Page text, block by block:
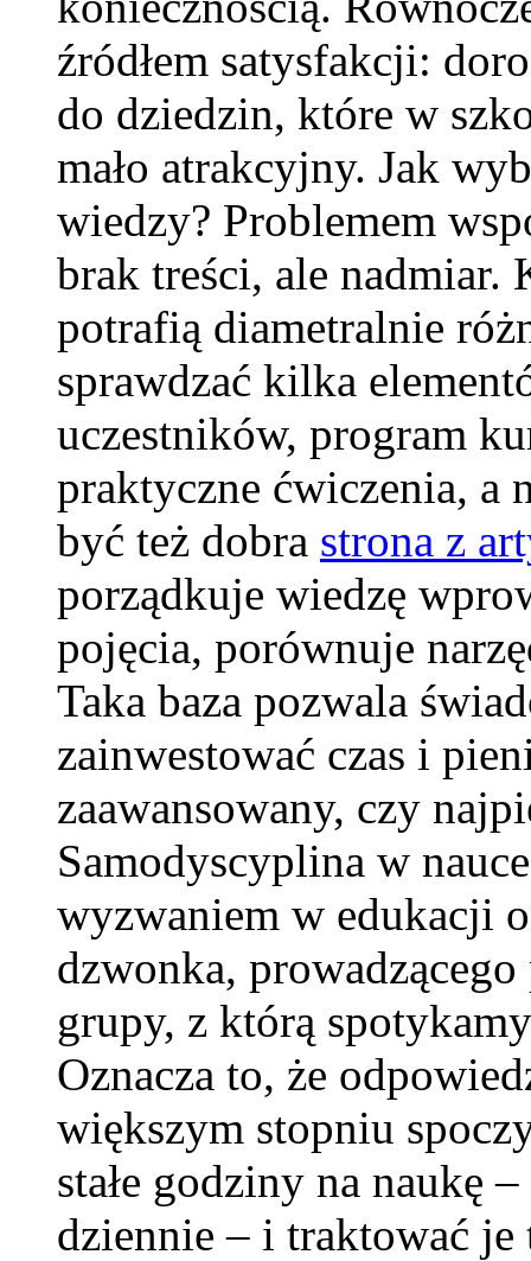
źródłem satysfakcji:
do dziedzin, które w
mało atrakcyjny. Jak
wiedzy? Problemem
brak treści, ale nadmiar.
potrafią diametralnie
sprawdzać kilka
uczestników, program
praktyczne ćwiczenia, a
być też dobra strona z
porządkuje wiedzę
pojęcia, porównuje
Taka baza pozwala
zainwestować czas i
zaawansowany, czy
Samodyscyplina w
wyzwaniem w edukacji
dzwonka,
grupy, z którą
Oznacza to, że
większym stopniu
stałe godziny na naukę
dziennie – i traktować je